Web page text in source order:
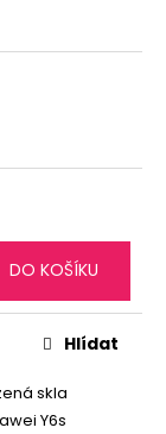
DO KOŠÍKU
skla
Y6s
Hlídat